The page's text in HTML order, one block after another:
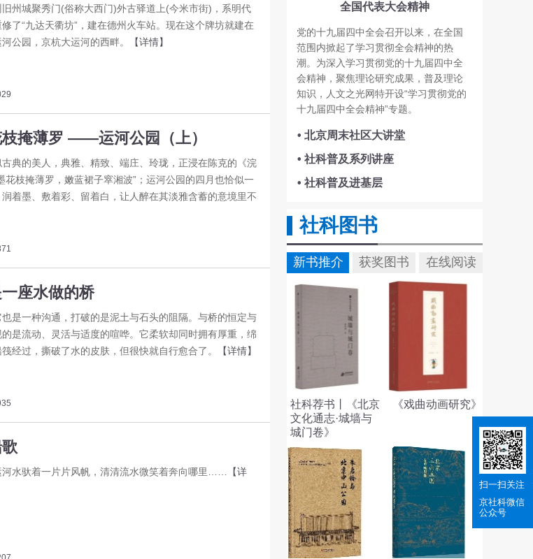
州城聚秀门(俗称大西门)外古驿道上(今米市街)，系明代
了“九达天衢坊”，建在德州火车站。现在这个牌坊就建在
公园，京杭大运河的西畔。
【详情】
掩薄罗 ——运河公园（上）
典的美人，典雅、精致、端庄、玲珑，正浸在陈克的《浣
花枝掩薄罗，嫩蓝裙子窣湘波”；运河公园的四月也恰似一
着墨、敷着彩、留着白，让人醉在其淡雅含蓄的意境里不
座水做的桥
是一种沟通，打破的是泥土与石头的阻隔。与桥的恒定与
是流动、灵活与适度的喧哗。它柔软却同时拥有厚重，绵
经过，撕破了水的皮肤，但很快就自行愈合了。
【详情】
水驮着一片片风帆，清清流水微笑着奔向哪里……
【详
全国代表大会精神
党的十九届四中全会召开以来，在全国
范围内掀起了学习贯彻全会精神的热
潮。为深入学习贯彻党的十九届四中全
会精神，聚焦理论研究成果，普及理论
知识，人文之光网特开设“学习贯彻党的
十九届四中全会精神”专题。
• 北京周末社区大讲堂
• 社科普及系列讲座
• 社科普及进基层
社科图书
新书推介 获奖图书 在线阅读
社科荐书丨《北京
文化通志·城墙与
城门卷》
《戏曲动画研究》
扫一扫关注
京社科微信
公众号